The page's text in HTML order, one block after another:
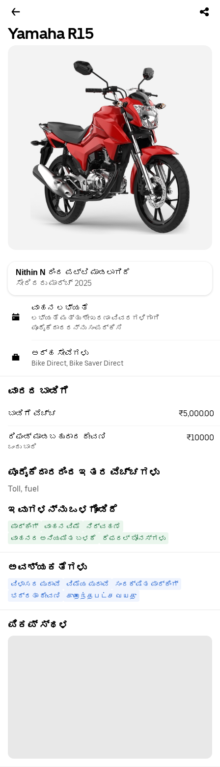
Yamaha R15
Nithin N ರಿಂದ ಪಟ್ಟಿ ಮಾಡಲಾಗಿದೆ
ಸೇರಿದರು ಮಾರ್ಚ್ 2025
ವಾಹನ ಲಭ್ಯತೆ
ಲಭ್ಯತೆ ಮತ್ತು ಶೇಖರಣಾ ವಿವರಗಳಿಗಾಗಿ
ಪೂರೈಕೆದಾರರನ್ನು ಸಂಪರ್ಕಿಸಿ
ಅರ್ಹ ಸೇವೆಗಳು
Bike Direct, Bike Saver Direct
ವಾರದ ಬಾಡಿಗೆ
ಬಾಡಿಗೆ ವೆಚ್ಚ ₹5,000.00
ರಿಫಂಡ್ ಮಾಡಬಹುದಾದ ಠೇವಣಿ
ಒಂದು ಬಾರಿ
₹10000
ಪೂರೈಕೆದಾರರಿಂದ ಇತರ ವೆಚ್ಚಗಳು
Toll, fuel
ಇವುಗಳನ್ನು ಒಳಗೊಂಡಿದೆ
ಪಾರ್ಕಿಂಗ್ ವಾಹನ ವಿಮೆ
ನಿರ್ವಹಣೆ
ವಾಹನದ ಅನಿಯಮಿತ ಬಳಕೆ
ರೆಫರಲ್ ಬೋನಸ್‌ಗಳು
ಅವಶ್ಯಕತೆಗಳು
ವಿಳಾಸದ ಪುರಾವೆ ವಿಮೆಯ ಪುರಾವೆ
ಸಂರಕ್ಷಿತ ಪಾರ್ಕಿಂಗ್
ಭದ್ರತಾ ಠೇವಣಿ
குறைந்தபட்ச வயது
ಪಿಕಪ್ ಸ್ಥಳ